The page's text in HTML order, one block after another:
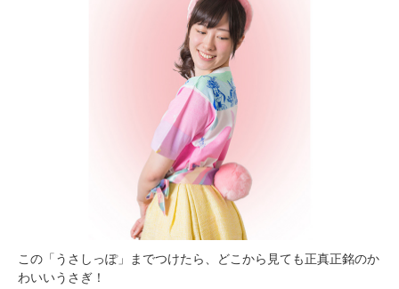
この「うさしっぽ」までつけたら、どこから見ても正真正銘のか
わいいうさぎ！